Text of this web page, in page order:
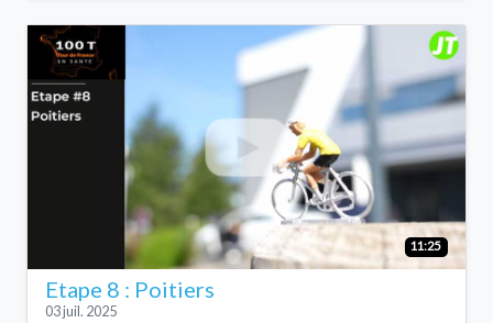
11:25
Etape 8 : Poitiers
03 juil. 2025